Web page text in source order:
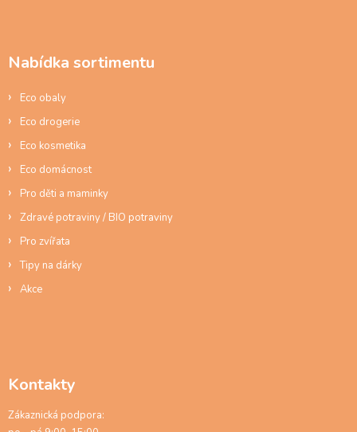
Nabídka sortimentu
Eco obaly
Eco drogerie
Eco kosmetika
Eco domácnost
Pro děti a maminky
Zdravé potraviny / BIO potraviny
Pro zvířata
Tipy na dárky
Akce
Kontakty
Zákaznická podpora: